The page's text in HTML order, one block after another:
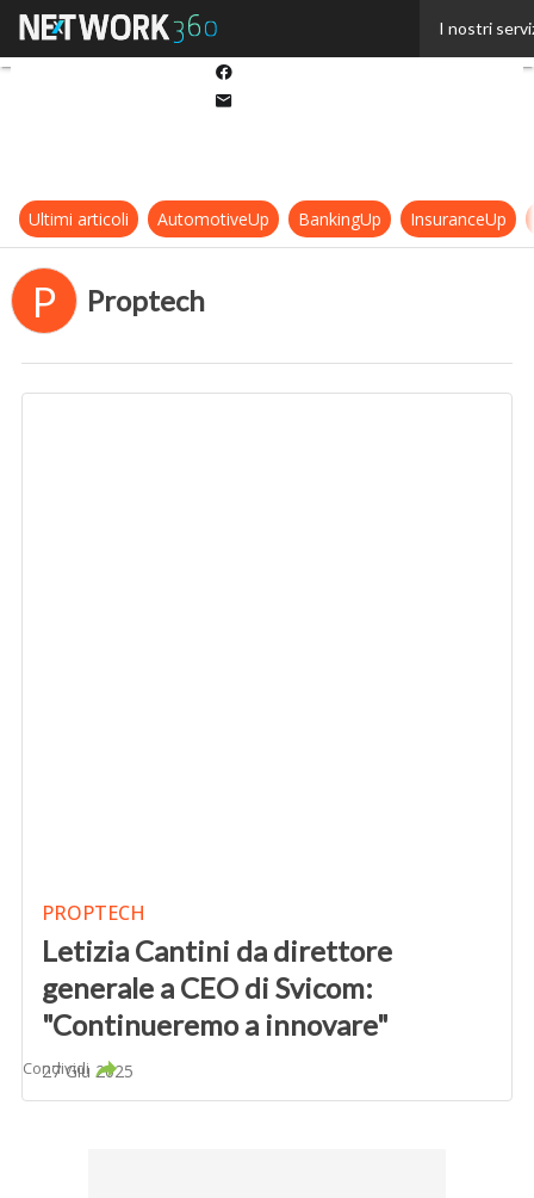
I nostri
Ultimi articoli AutomotiveUp BankingUp InsuranceUp
P Proptech
PROPTECH
Letizia Cantini da direttore
generale a CEO di Svicom:
"Continueremo a innovare"
27 Giu 2025
Condividi